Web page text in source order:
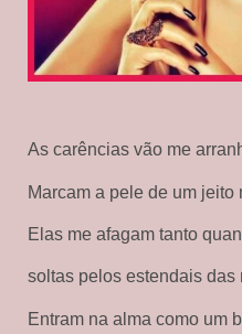
As carências vão me
Marcam a pele de um jeito
Elas me afagam tanto
soltas pelos estendais
Entram na alma como um